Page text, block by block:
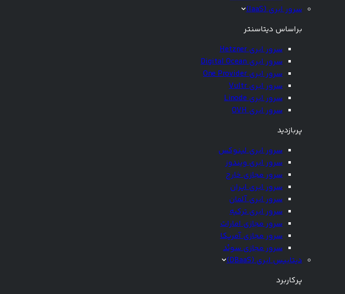
سرور ابری (IaaS)
براساس دیتاسنتر
سرور ابری Hetzner
سرور ابری Digital Ocean
سرور ابری One Provider
سرور ابری Vultr
سرور ابری Linode
سرور ابری OVH
پربازدید
سرور ابری لینوکس
سرور ابری ویندوز
سرور مجازی خارج
سرور ابری ایران
سرور ابری آلمان
سرور ابری ترکیه
سرور مجازی امارات
سرور مجازی آمریکا
سرور مجازی سوئد
دیتابیس ابری (DBaaS)
پرکاربرد